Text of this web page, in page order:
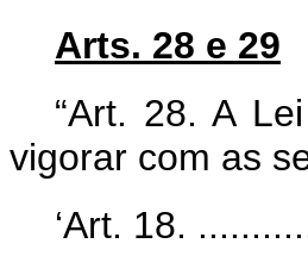
Arts. 28 e 29
“Art. 28. A
vigorar com as
‘Art. 18.